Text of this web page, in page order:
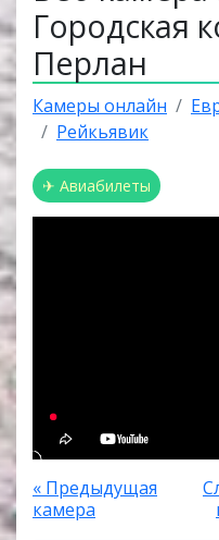
Городская
Перлан
Камеры онлайн
Рейкьявик
✈ Авиабилеты
« Предыдущая
камера